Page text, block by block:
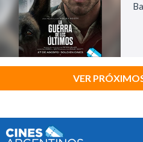
VER